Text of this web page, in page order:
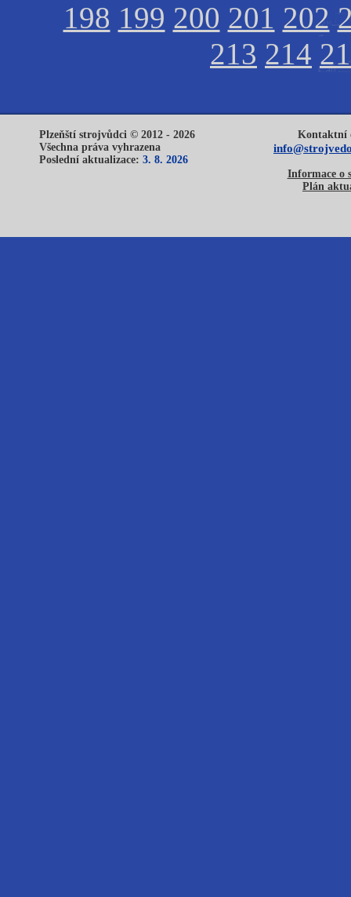
198 199 200 201 202
213 214
Plzeňští strojvůdci © 2012 - 2026
Všechna práva vyhrazena
Poslední aktualizace: 3. 8. 2026
Kontaktní
Informace o
Plán